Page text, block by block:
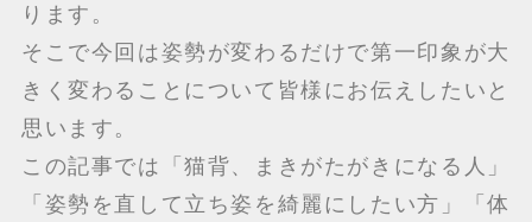
ります。
そこで今回は姿勢が変わるだけで第一印象が大
きく変わることについて皆様にお伝えしたいと
思います。
この記事では「猫背、まきがたがきになる人」
「姿勢を直して立ち姿を綺麗にしたい方」「体